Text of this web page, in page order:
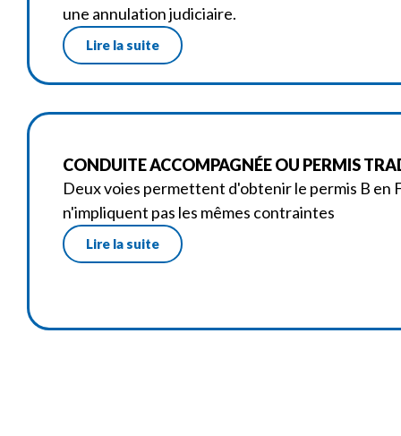
une annulation judiciaire.
Lire la suite
CONDUITE ACCOMPAGNÉE OU PERMIS
Deux voies permettent d'obtenir le permis B en
n'impliquent pas les mêmes contraintes
Lire la suite